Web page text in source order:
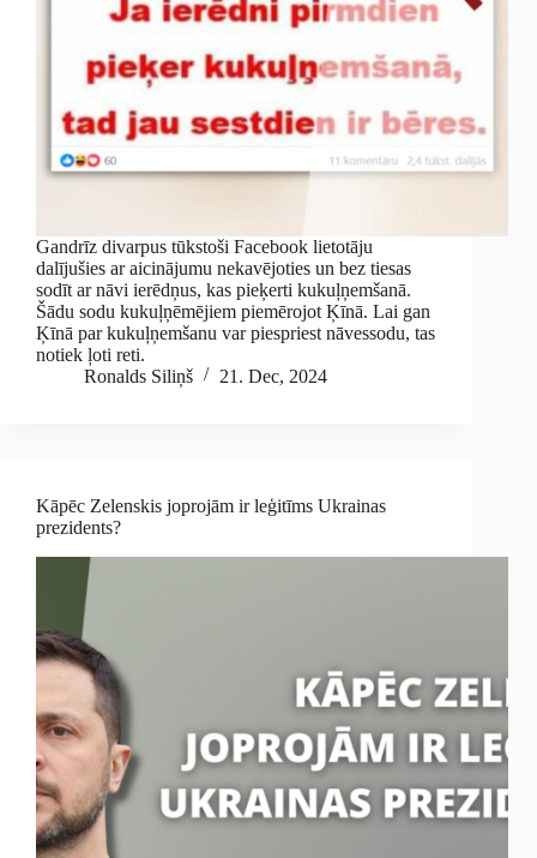
Gandrīz divarpus tūkstoši Facebook lietotāju
dalījušies ar aicinājumu nekavējoties un bez tiesas
sodīt ar nāvi ierēdņus, kas pieķerti kukuļņemšanā.
Šādu sodu kukuļņēmējiem piemērojot Ķīnā. Lai gan
Ķīnā par kukuļņemšanu var piespriest nāvessodu, tas
notiek ļoti reti.
Ronalds Siliņš
21. Dec, 2024
Kāpēc Zelenskis joprojām ir leģitīms Ukrainas
prezidents?